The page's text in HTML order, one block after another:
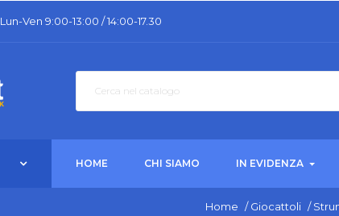
Lun-Ven 9:00-13:00 / 14:00-17.30
HOME CHI SIAMO IN EVIDENZA
Home / Giocattoli /